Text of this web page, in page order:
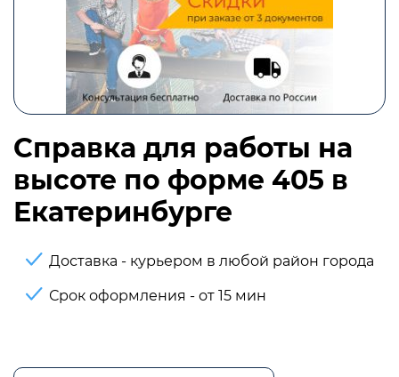
Справка для работы на
высоте по форме 405 в
Екатеринбурге
Доставка - курьером в любой район города
Срок оформления - от 15 мин